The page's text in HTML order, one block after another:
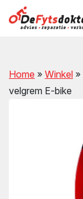
Home » Winkel »
velgrem E-bike